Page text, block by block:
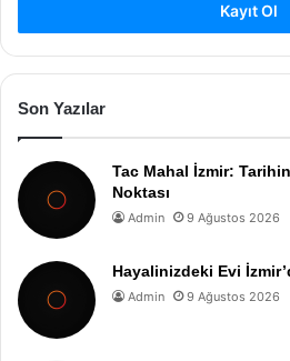
Kayıt Ol
Son Yazılar
Tac Mahal İzmir:
Noktası
Admin 9 Ağustos 2026
Hayalinizdeki Evi
Admin 9 Ağustos 2026